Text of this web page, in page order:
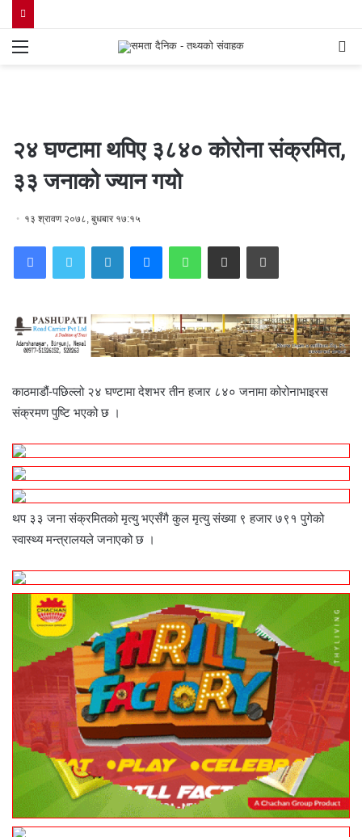
२४ घण्टामा थपिए ३८४० कोरोना संक्रमित,
३३ जनाको ज्यान गयो
१३ श्रावण २०७८, बुधबार १७:१५
काठमाडौं-पछिल्लो २४ घण्टामा देशभर तीन हजार ८४० जनामा कोरोनाभाइरस
संक्रमण पुष्टि भएको छ ।
थप ३३ जना संक्रमितको मृत्यु भएसँगै कुल मृत्यु संख्या ९ हजार ७९१ पुगेको
स्वास्थ्य मन्त्रालयले जनाएको छ ।